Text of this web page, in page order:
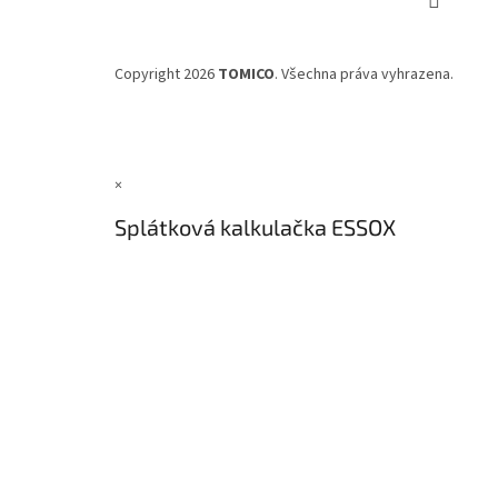
Copyright 2026 TOMICO. Všechna práva vyhrazena.
×
Splátková kalkulačka ESSOX